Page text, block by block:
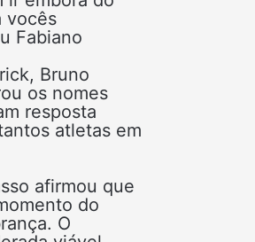
vocês
Fabiano
Bruno
os nomes
resposta
atletas em
afirmou que
do
O